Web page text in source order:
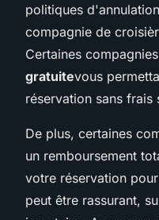
politiques
compagnie de
Certaines
gratuitevous
réservation sans frais
De plus, certaines
un remboursement
votre réservation
peut être rassurant,